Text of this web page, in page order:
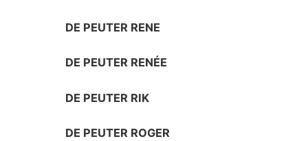
DE PEUTER RENE
DE PEUTER RENÉE
DE PEUTER RIK
DE PEUTER ROGER